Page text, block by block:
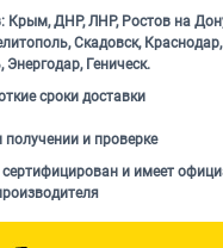
Крым, ДНР, ЛНР, Ростов на
Скадовск,
Энергодар, Геническ.
сроки доставки
получении и проверке
сертифицирован и имеет